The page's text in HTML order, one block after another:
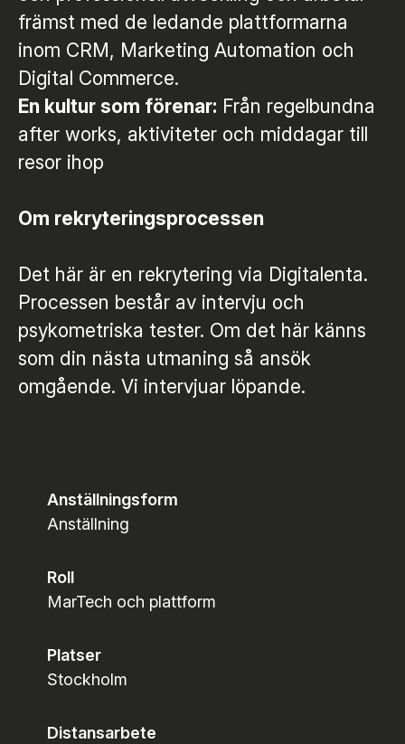
främst med de ledande plattformarna
inom CRM, Marketing Automation och
Digital Commerce.
En kultur som förenar: Från regelbundna
after works, aktiviteter och middagar till
resor ihop
Om rekryteringsprocessen
Det här är en rekrytering via Digitalenta.
Processen består av intervju och
psykometriska tester. Om det här känns
som din nästa utmaning så ansök
omgående. Vi intervjuar löpande.
Anställningsform
Anställning
Roll
MarTech och plattform
Platser
Stockholm
Distansarbete